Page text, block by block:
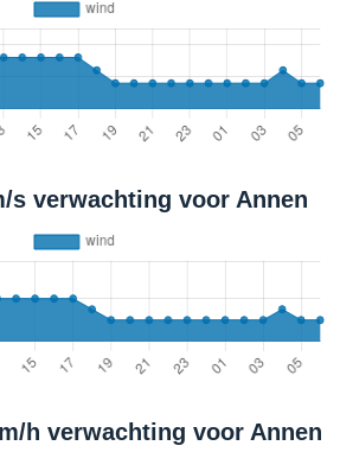
s verwachting voor Annen
h verwachting voor Annen